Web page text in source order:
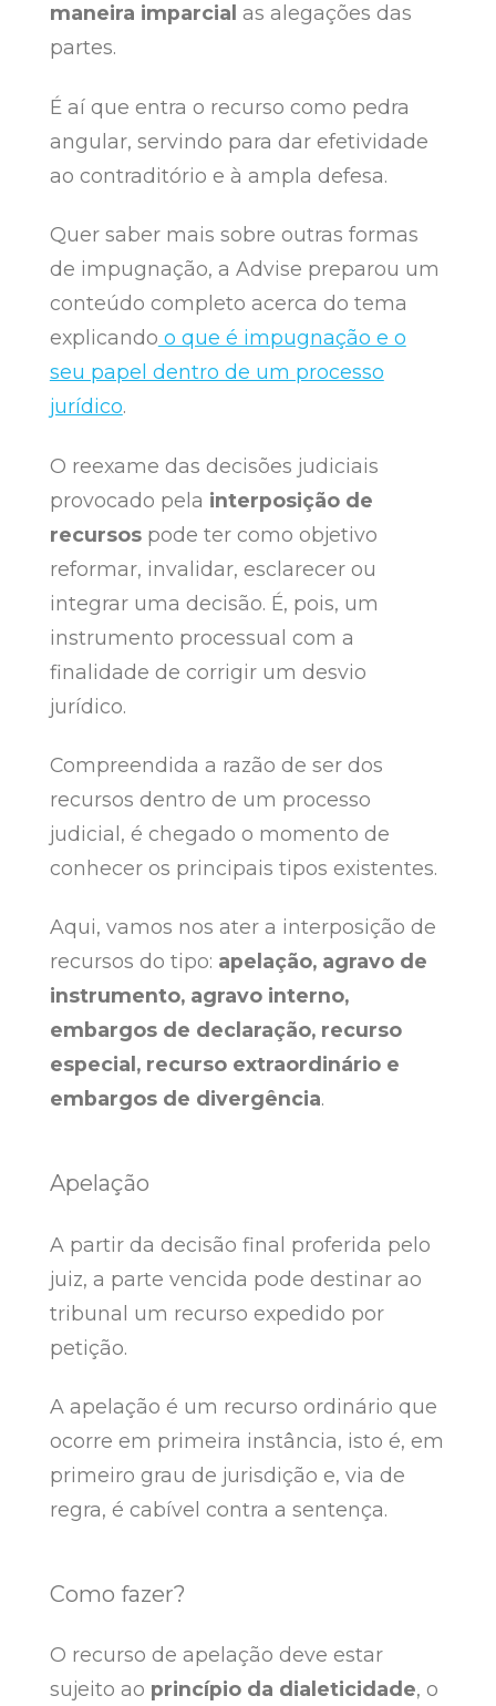
maneira imparcial as alegações das
partes.
É aí que entra o recurso como pedra
angular, servindo para dar efetividade
ao contraditório e à ampla defesa.
Quer saber mais sobre outras formas
de impugnação, a Advise preparou um
conteúdo completo acerca do tema
explicando o que é impugnação e o
seu papel dentro de um processo
jurídico.
O reexame das decisões judiciais
provocado pela interposição de
recursospode ter como objetivo
reformar, invalidar, esclarecer ou
integrar uma decisão. É, pois, um
instrumento processual com a
finalidade de corrigir um desvio
jurídico.
Compreendida a razão de ser dos
recursos dentro de um processo
judicial, é chegado o momento de
conhecer os principais tipos existentes.
Aqui, vamos nos ater a interposição de
recursos do tipo: apelação, agravo de
instrumento, agravo interno,
embargos de declaração, recurso
especial, recurso extraordinário e
embargos de divergência.
Apelação
A partir da decisão final proferida pelo
juiz, a parte vencida pode destinar ao
tribunal um recurso expedido por
petição.
A apelação é um recurso ordinário que
ocorre em primeira instância, isto é, em
primeiro grau de jurisdição e, via de
regra, é cabível contra a sentença.
Como fazer?
O recurso de apelação deve estar
sujeito ao princípio da dialeticidade, o